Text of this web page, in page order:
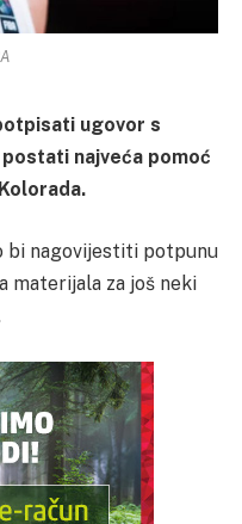
ugovor s
najveća pomoć
bi nagovijestiti potpunu
materijala za još neki